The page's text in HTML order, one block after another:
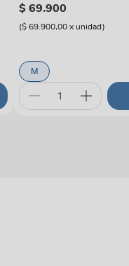
$69.900
($ 69.900,00xunidad)
M